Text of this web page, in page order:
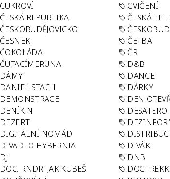
CUKROVÍ
CVIČENÍ
ČESKÁ REPUBLIKA
ČESKÁ
ČESKOBUDĚJOVICKO
ČESNEK
ČETBA
ČOKOLÁDA
ČR
ČUTACÍMERUNA
D&B
DÁMY
DANCE
DANIEL STACH
DÁRKY
DEMONSTRACE
DEN
DENÍK N
DESATERO
DEZERT
DIGITÁLNÍ NOMÁD
DIVADLO HYBERNIA
DIVÁK
DJ
DNB
DOC. RNDR. JAK KUBEŠ